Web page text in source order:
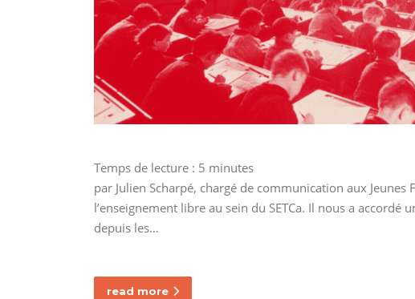
Temps de lecture : 5 minutes
par Julien Scharpé, chargé de communication aux
l’enseignement libre au sein du SETCa. Il nous a
depuis les…
read more